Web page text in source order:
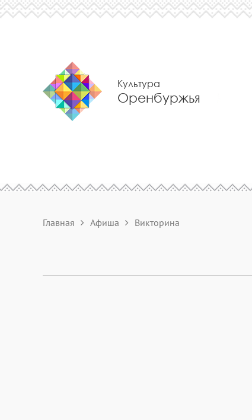
Культура
Оренбуржья
Главная Афиша Викторина